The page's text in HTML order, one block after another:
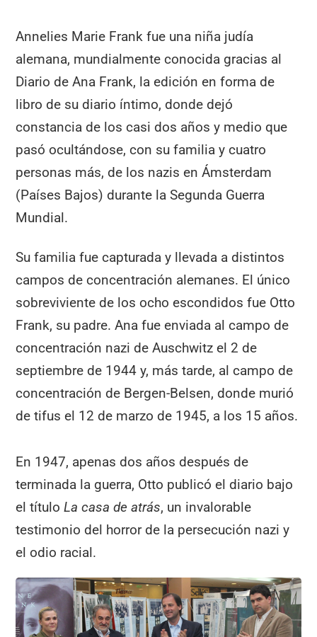
Annelies Marie Frank fue una niña judía
alemana, mundialmente conocida gracias al
Diario de Ana Frank, la edición en forma de
libro de su diario íntimo, donde dejó
constancia de los casi dos años y medio que
pasó ocultándose, con su familia y cuatro
personas más, de los nazis en Ámsterdam
(Países Bajos) durante la Segunda Guerra
Mundial.
Su familia fue capturada y llevada a distintos
campos de concentración alemanes. El único
sobreviviente de los ocho escondidos fue Otto
Frank, su padre. Ana fue enviada al campo de
concentración nazi de Auschwitz el 2 de
septiembre de 1944 y, más tarde, al campo de
concentración de Bergen-Belsen, donde murió
de tifus el 12 de marzo de 1945, a los 15 años.
En 1947, apenas dos años después de
terminada la guerra, Otto publicó el diario bajo
el títuloLa casa de atrás, un invalorable
testimonio del horror de la persecución nazi y
el odio racial.